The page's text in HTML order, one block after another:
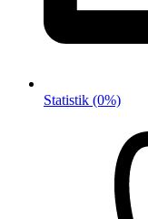
Statistik (0%)